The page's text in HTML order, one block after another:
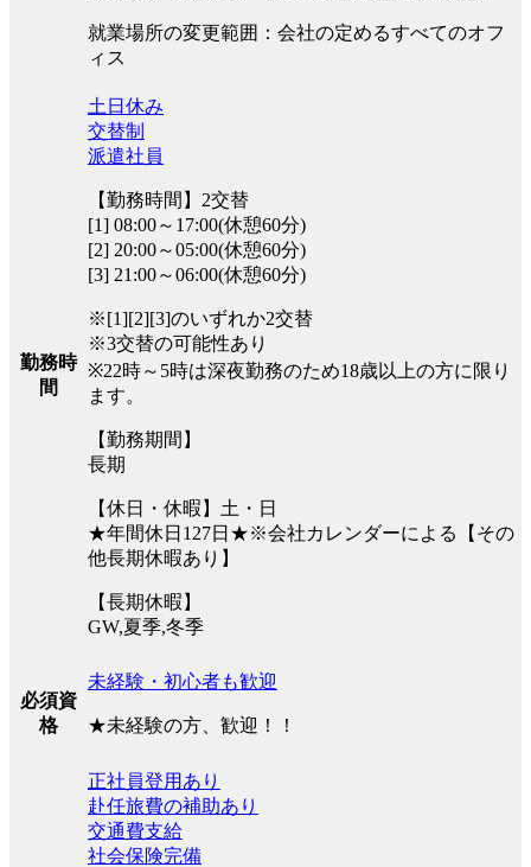
就業場所の変更範囲：会社の定めるすべてのオフ
ィス
勤務時
間
土日休み
交替制
派遣社員
【勤務時間】2交替
[1] 08:00～17:00(休憩60分)
[2] 20:00～05:00(休憩60分)
[3] 21:00～06:00(休憩60分)
※[1][2][3]のいずれか2交替
※3交替の可能性あり
※22時～5時は深夜勤務のため18歳以上の方に限り
ます。
【勤務期間】
長期
【休日・休暇】土・日
★年間休日127日★※会社カレンダーによる【その
他長期休暇あり】
【長期休暇】
GW,夏季,冬季
必須資
格
未経験・初心者も歓迎
★未経験の方、歓迎！！
正社員登用あり
赴任旅費の補助あり
交通費支給
社会保険完備